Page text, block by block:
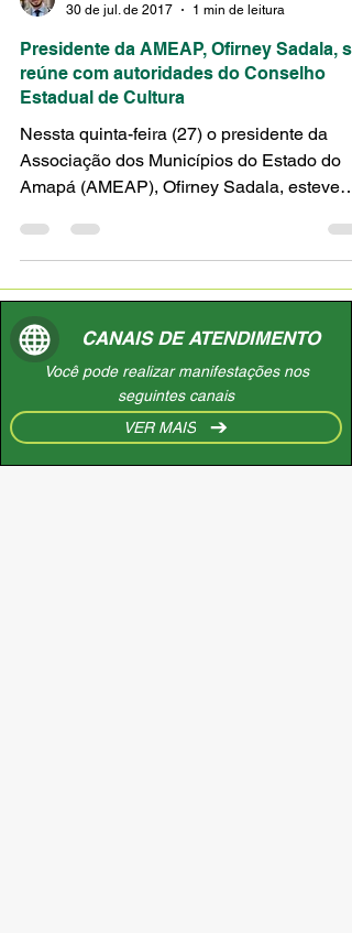
30 de jul. de 2017
1 min de leitura
Presidente da AMEAP, Ofirney Sadala, se
reúne com autoridades do Conselho
Estadual de Cultura
Nessta quinta-feira (27) o presidente da
Associação dos Municípios do Estado do
Amapá (AMEAP), Ofirney Sadala, esteve
CANAIS DE ATENDIMENTO
Você pode realizar manifestações nos
seguintes canais
VER MAIS